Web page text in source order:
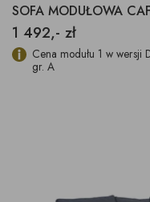
SOFA MODUŁOWA
1 492,- zł
Cena modułu 1 w wersji
gr. A